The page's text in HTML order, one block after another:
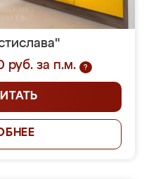
руб. за п.м.
?